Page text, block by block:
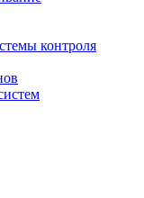
контроля